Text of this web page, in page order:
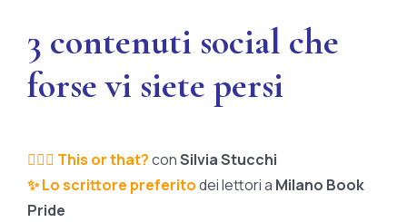
3 contenuti social che
forse vi siete persi
🤷🏻‍♀️ This or that?conSilvia Stucchi
✨Lo scrittore preferitodei lettori a Milano Book
Pride